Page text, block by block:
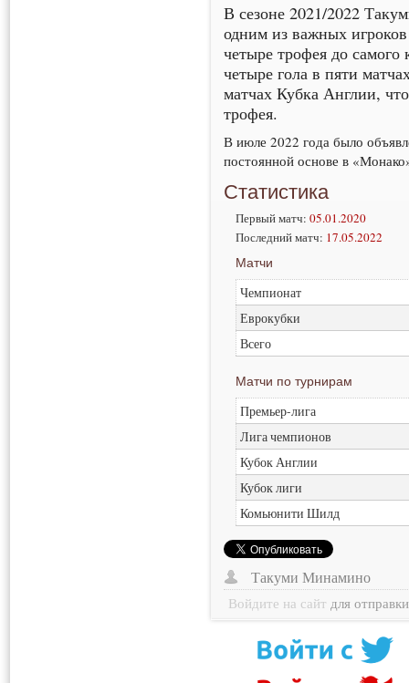
В сезоне 2021/2022
одним из важных
четыре трофея до
четыре гола в пяти
матчах Кубка Англии,
трофея.
В июле 2022 года было
постоянной основе в
Статистика
Первый матч: 05.01.2020
Последний матч: 17.05.2022
Матчи
Чемпионат
Еврокубки
Всего
Матчи по турнирам
Премьер-лига
Лига чемпионов
Кубок Англии
Кубок лиги
Комьюнити Шилд
Такуми Минамино
Войдите на сайт для